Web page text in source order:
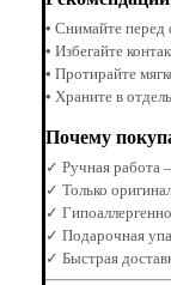
• Снимайте
• Избегайте
• Протирайте
• Храните в
Почему
✓ Ручная работа
✓ Только
✓ Гипоаллергенно
✓ Подарочная
✓ Быстрая